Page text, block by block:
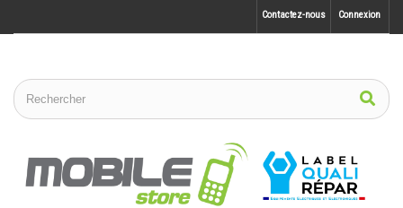
Connexion
Contactez-nous